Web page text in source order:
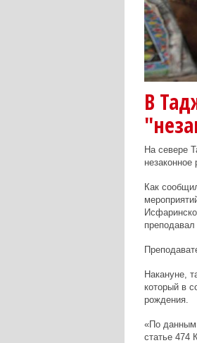
В
На севере
незаконное
Как
Накануне,
который в
рождения.
«По данным
статье 474